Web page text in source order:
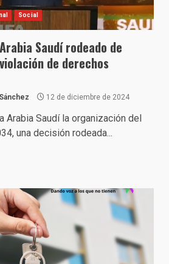
Social
Saudí rodeado de
de derechos
12 de diciembre de 2024
Arabia Saudí la organización del
una decisión rodeada...